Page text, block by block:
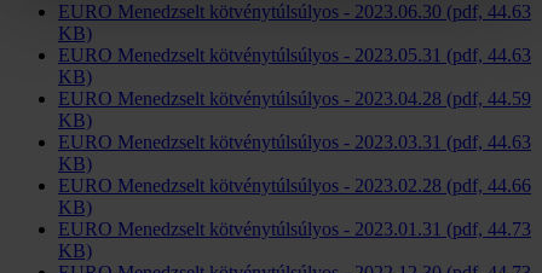
EURO Menedzselt kötvénytúlsúlyos - 2023.06.30 (pdf, 44.63
KB)
EURO Menedzselt kötvénytúlsúlyos - 2023.05.31 (pdf, 44.63
KB)
EURO Menedzselt kötvénytúlsúlyos - 2023.04.28 (pdf, 44.59
KB)
EURO Menedzselt kötvénytúlsúlyos - 2023.03.31 (pdf, 44.63
KB)
EURO Menedzselt kötvénytúlsúlyos - 2023.02.28 (pdf, 44.66
KB)
EURO Menedzselt kötvénytúlsúlyos - 2023.01.31 (pdf, 44.73
KB)